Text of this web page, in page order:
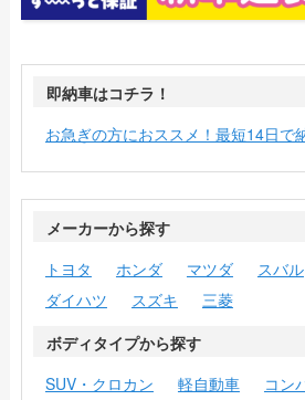
即納車はコチラ！
お急ぎの方におススメ！最短14日で
メーカーから探す
トヨタ
ホンダ マツダ スバル
ダイハツ
スズキ
三菱
ボディタイプから探す
SUV・クロカン
軽自動車
コン